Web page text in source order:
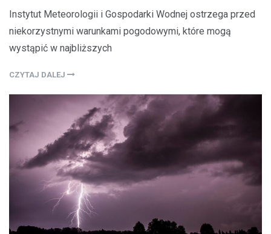
Instytut Meteorologii i Gospodarki Wodnej ostrzega przed
niekorzystnymi warunkami pogodowymi, które mogą
wystąpić w najbliższych
CZYTAJ DALEJ